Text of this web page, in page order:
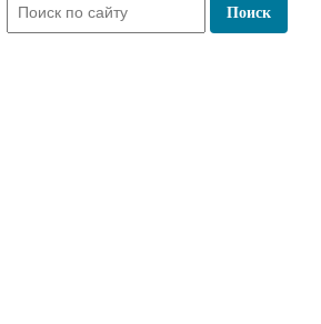
или на сайте в разделе